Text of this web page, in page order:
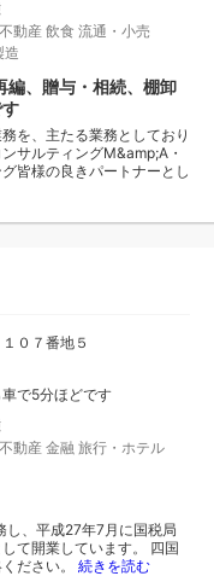
不動産 飲食 流通・小売
造
編、贈与・相続、棚卸
を、主たる業務としており
サルティングM&amp;A・
皆様の良きパートナーとし
０７番地５
で5分ほどです
不動産 金融 旅行・ホテル
、平成27年7月に国税局
て開業しています。 四国
ださい。 続きを読む